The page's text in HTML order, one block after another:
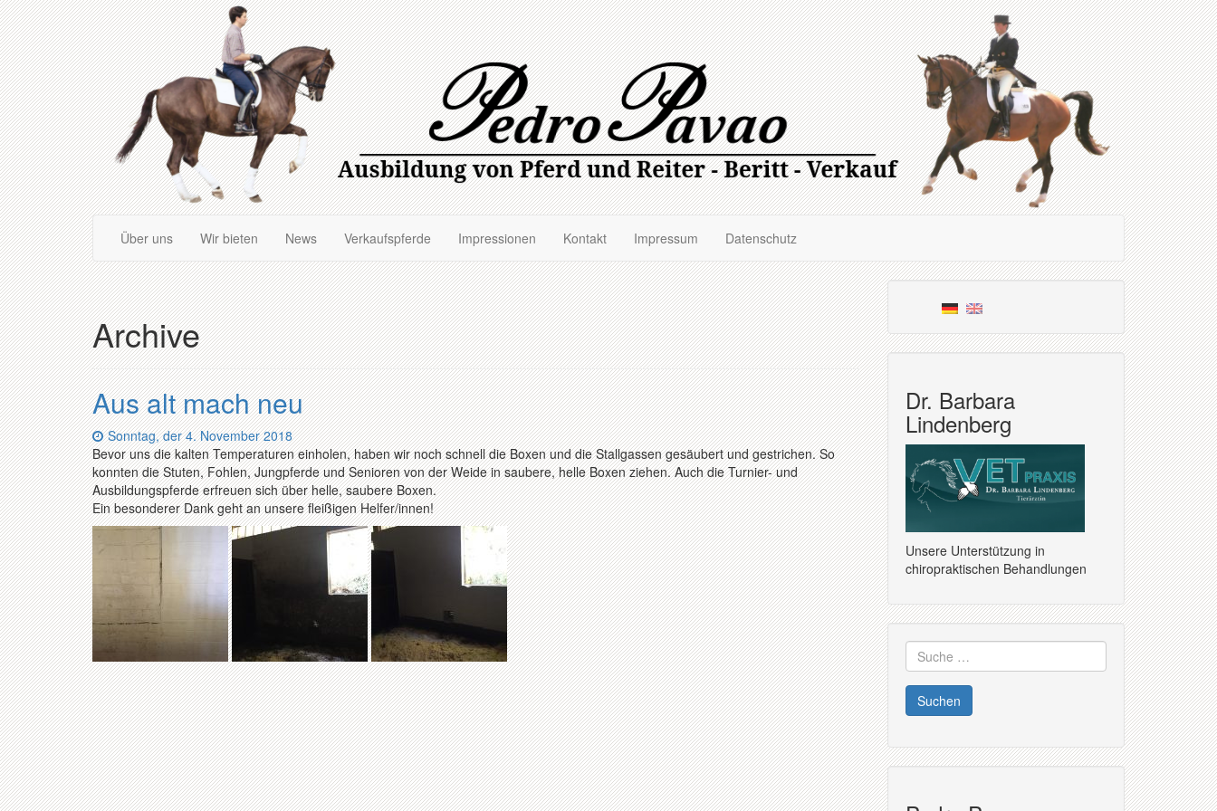
Zum
Hauptinhalt
springen
Über uns Wir bieten News Verkaufspferde Impressionen Kontakt Impressum Datenschutz
Archive
Aus alt mach neu
Datum:
Sonntag, der 4. November 2018
Bevor uns die kalten Temperaturen einholen, haben wir noch schnell die Boxen und die Stallgassen gesäubert und gestrichen. So
konnten die Stuten, Fohlen, Jungpferde und Senioren von der Weide in saubere, helle Boxen ziehen. Auch die Turnier- und
Ausbildungspferde erfreuen sich über helle, saubere Boxen.
Ein besonderer Dank geht an unsere fleißigen Helfer/innen!
Dr. Barbara
Lindenberg
Unsere Unterstützung in
chiropraktischen Behandlungen
Suche
nach: